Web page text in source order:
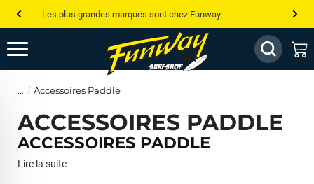
Les plus grandes marques sont chez Funway
Jusqu’à -75% de remise sur le windsurf, wingfoil, etc...
💰 Meilleur prix garanti — Moins cher ailleurs ? On s’aligne !
Accessoires Paddle
ACCESSOIRES PADDLE
ACCESSOIRES PADDLE
Lire la suite